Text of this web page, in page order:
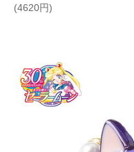
(4620円)